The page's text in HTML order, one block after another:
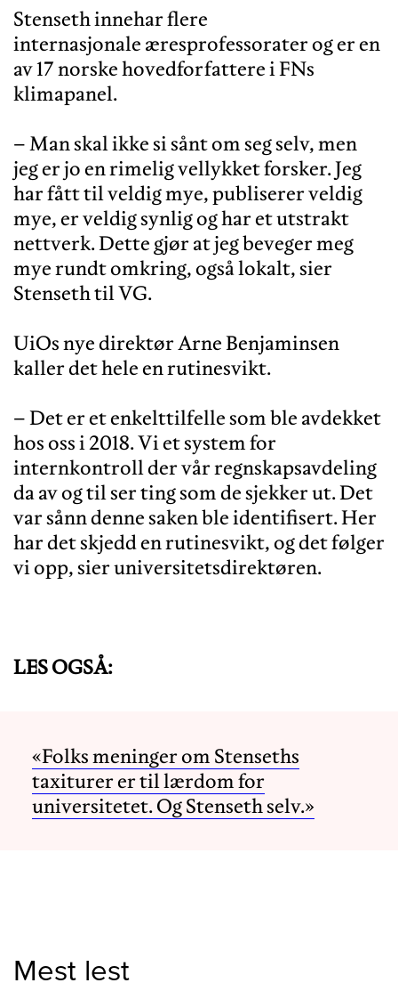
Stenseth innehar flere
internasjonale æresprofessorater og er en
av 17 norske hovedforfattere i FNs
klimapanel.
– Man skal ikke si sånt om seg selv, men
jeg er jo en rimelig vellykket forsker. Jeg
har fått til veldig mye, publiserer veldig
mye, er veldig synlig og har et utstrakt
nettverk. Dette gjør at jeg beveger meg
mye rundt omkring, også lokalt, sier
Stenseth til VG.
UiOs nye direktør Arne Benjaminsen
kaller det hele en rutinesvikt.
– Det er et enkelttilfelle som ble avdekket
hos oss i 2018. Vi et system for
internkontroll der vår regnskapsavdeling
da av og til ser ting som de sjekker ut. Det
var sånn denne saken ble identifisert. Her
har det skjedd en rutinesvikt, og det følger
vi opp, sier universitetsdirektøren.
LES OGSÅ:
«Folks meninger om Stenseths
taxiturer er til lærdom for
universitetet. Og Stenseth selv.»
Mest lest